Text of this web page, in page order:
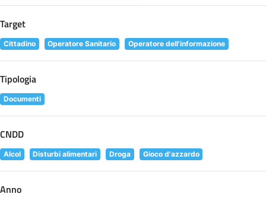
Target
Cittadino Operatore Sanitario Operatore dell'informazione
Tipologia
Documenti
CNDD
Alcol Disturbi alimentari Droga Gioco d'azzardo
Anno